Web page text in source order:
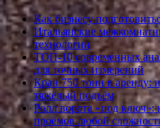
Как бизнесу
Итальянские
технологии
ТОП-10 современных
для точных измерений
Кран 750 тонн в аренду:
тяжёлый подъём
Ролл ворота «под ключ»:
проёмов любой